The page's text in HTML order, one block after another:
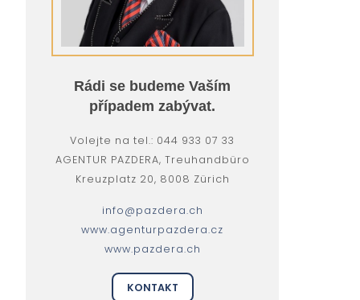
Rádi se budeme Vaším
případem zabývat.
Volejte na tel.: 044 933 07 33
AGENTUR PAZDERA, Treuhandbüro
Kreuzplatz 20, 8008 Zürich
info@pazdera.ch
www.agenturpazdera.cz
www.pazdera.ch
KONTAKT